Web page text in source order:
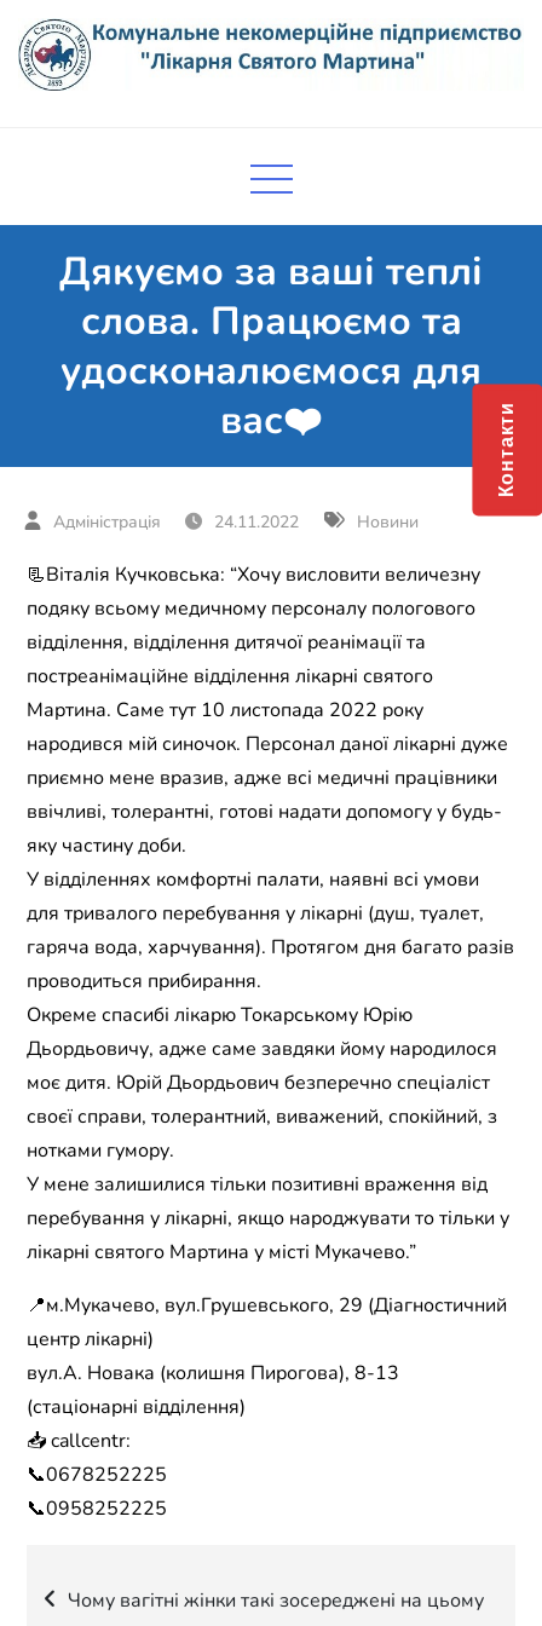
content
підприємство "Лікарня Святого
Дякуємо за ваші теплі
слова. Працюємо та
удосконалюємося для
вас❤️
24.11.2022 Новини
📃Віталія Кучковська: “Хочу висловити величезну
подяку всьому медичному персоналу пологового
відділення, відділення дитячої реанімації та
постреанімаційне відділення лікарні святого
Мартина. Саме тут 10 листопада 2022 року
народився мій синочок. Персонал даної лікарні дуже
приємно мене вразив, адже всі медичні працівники
ввічливі, толерантні, готові надати допомогу у будь-
яку частину доби.
У відділеннях комфортні палати, наявні всі умови
для тривалого перебування у лікарні (душ, туалет,
гаряча вода, харчування). Протягом дня багато разів
проводиться прибирання.
Окреме спасибі лікарю Токарському Юрію
Дьордьовичу, адже саме завдяки йому народилося
моє дитя. Юрій Дьордьович безперечно спеціаліст
своєї справи, толерантний, виважений, спокійний, з
нотками гумору.
У мене залишилися тільки позитивні враження від
перебування у лікарні, якщо народжувати то тільки у
лікарні святого Мартина у місті Мукачево.”
📍м.Мукачево, вул.Грушевського, 29 (Діагностичний
центр лікарні)
вул.А. Новака (колишня Пирогова), 8-13
(стаціонарні відділення)
📥 callcentr:
📞0678252225
📞0958252225
Навігація
Чому вагітні жінки такі зосереджені на цьому
Контакти